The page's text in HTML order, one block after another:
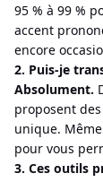
95 % à 99 %
accent
encore
2. Puis-je
Absolument.
proposent
unique.
pour vous
3. Ces outils